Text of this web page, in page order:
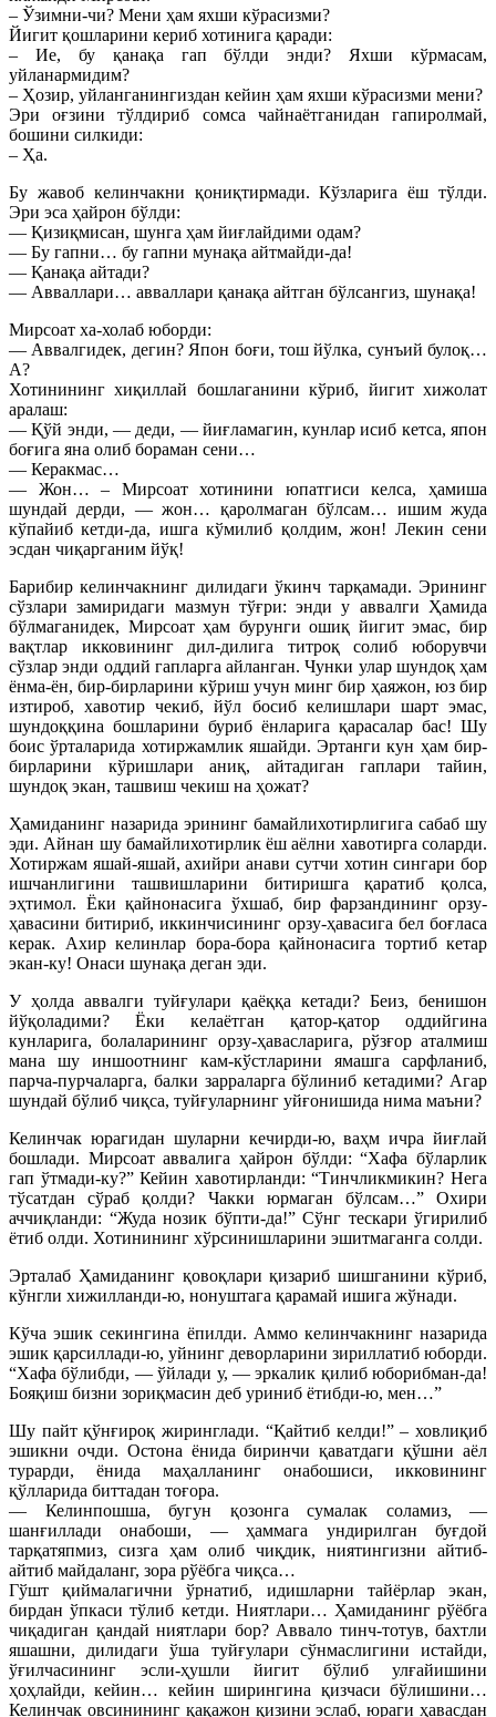
– Ўзимни-чи? Мени ҳам яхши кўрасизми?
Йигит қошларини кериб хотинига қаради:
– Ие, бу қанақа гап бўлди энди? Яхши кўрмасам,
уйланармидим?
– Ҳозир, уйланганингиздан кейин ҳам яхши кўрасизми мени?
Эри оғзини тўлдириб сомса чайнаётганидан гапиролмай,
бошини силкиди:
– Ҳа.
Бу жавоб келинчакни қониқтирмади. Кўзларига ёш тўлди.
Эри эса ҳайрон бўлди:
— Қизиқмисан, шунга ҳам йиғлайдими одам?
— Бу гапни… бу гапни мунақа айтмайди-да!
— Қанақа айтади?
— Авваллари… авваллари қанақа айтган бўлсангиз, шунақа!
Мирсоат ха-холаб юборди:
— Аввалгидек, дегин? Япон боғи, тош йўлка, сунъий булоқ…
А?
Хотинининг хиқиллай бошлаганини кўриб, йигит хижолат
аралаш:
— Қўй энди, — деди, — йиғламагин, кунлар исиб кетса, япон
боғига яна олиб бораман сени…
— Керакмас…
— Жон… – Мирсоат хотинини юпатгиси келса, ҳамиша
шундай дерди, — жон… қаролмаган бўлсам… ишим жуда
кўпайиб кетди-да, ишга кўмилиб қолдим, жон! Лекин сени
эсдан чиқарганим йўқ!
Барибир келинчакнинг дилидаги ўкинч тарқамади. Эрининг
сўзлари замиридаги мазмун тўғри: энди у аввалги Ҳамида
бўлмаганидек, Мирсоат ҳам бурунги ошиқ йигит эмас, бир
вақтлар икковининг дил-дилига титроқ солиб юборувчи
сўзлар энди оддий гапларга айланган. Чунки улар шундоқ ҳам
ёнма-ён, бир-бирларини кўриш учун минг бир ҳаяжон, юз бир
изтироб, хавотир чекиб, йўл босиб келишлари шарт эмас,
шундоққина бошларини буриб ёнларига қарасалар бас! Шу
боис ўрталарида хотиржамлик яшайди. Эртанги кун ҳам бир-
бирларини кўришлари аниқ, айтадиган гаплари тайин,
шундоқ экан, ташвиш чекиш на ҳожат?
Ҳамиданинг назарида эрининг бамайлихотирлигига сабаб шу
эди. Айнан шу бамайлихотирлик ёш аёлни хавотирга соларди.
Хотиржам яшай-яшай, ахийри анави сутчи хотин сингари бор
ишчанлигини ташвишларини битиришга қаратиб қолса,
эҳтимол. Ёки қайнонасига ўхшаб, бир фарзандининг орзу-
ҳавасини битириб, иккинчисининг орзу-ҳавасига бел боғласа
керак. Ахир келинлар бора-бора қайнонасига тортиб кетар
экан-ку! Онаси шунақа деган эди.
У ҳолда аввалги туйғулари қаёққа кетади? Беиз, бенишон
йўқоладими? Ёки келаётган қатор-қатор оддийгина
кунларига, болаларининг орзу-ҳавасларига, рўзғор аталмиш
мана шу иншоотнинг кам-кўстларини ямашга сарфланиб,
парча-пурчаларга, балки зарраларга бўлиниб кетадими? Агар
шундай бўлиб чиқса, туйғуларнинг уйғонишида нима маъни?
Келинчак юрагидан шуларни кечирди-ю, ваҳм ичра йиғлай
бошлади. Мирсоат аввалига ҳайрон бўлди: “Хафа бўларлик
гап ўтмади-ку?” Кейин хавотирланди: “Тинчликмикин? Нега
тўсатдан сўраб қолди? Чакки юрмаган бўлсам…” Охири
аччиқланди: “Жуда нозик бўпти-да!” Сўнг тескари ўгирилиб
ётиб олди. Хотинининг хўрсинишларини эшитмаганга солди.
Эрталаб Ҳамиданинг қовоқлари қизариб шишганини кўриб,
кўнгли хижилланди-ю, нонуштага қарамай ишига жўнади.
Кўча эшик секингина ёпилди. Аммо келинчакнинг назарида
эшик қарсиллади-ю, уйнинг деворларини зириллатиб юборди.
“Хафа бўлибди, — ўйлади у, — эркалик қилиб юборибман-да!
Бояқиш бизни зориқмасин деб уриниб ётибди-ю, мен…”
Шу пайт қўнғироқ жиринглади. “Қайтиб келди!” – ховлиқиб
эшикни очди. Остона ёнида биринчи қаватдаги қўшни аёл
турарди, ёнида маҳалланинг онабошиси, икковининг
қўлларида биттадан тоғора.
— Келинпошша, бугун қозонга сумалак соламиз, —
шанғиллади онабоши, — ҳаммага ундирилган буғдой
тарқатяпмиз, сизга ҳам олиб чиқдик, ниятингизни айтиб-
айтиб майдаланг, зора рўёбга чиқса…
Гўшт қиймалагични ўрнатиб, идишларни тайёрлар экан,
бирдан ўпкаси тўлиб кетди. Ниятлари… Ҳамиданинг рўёбга
чиқадиган қандай ниятлари бор? Аввало тинч-тотув, бахтли
яшашни, дилидаги ўша туйғулари сўнмаслигини истайди,
ўғилчасининг эсли-ҳушли йигит бўлиб улғайишини
ҳоҳлайди, кейин… кейин ширингина қизчаси бўлишини…
Келинчак овсинининг қақажон қизини эслаб, юраги ҳавасдан